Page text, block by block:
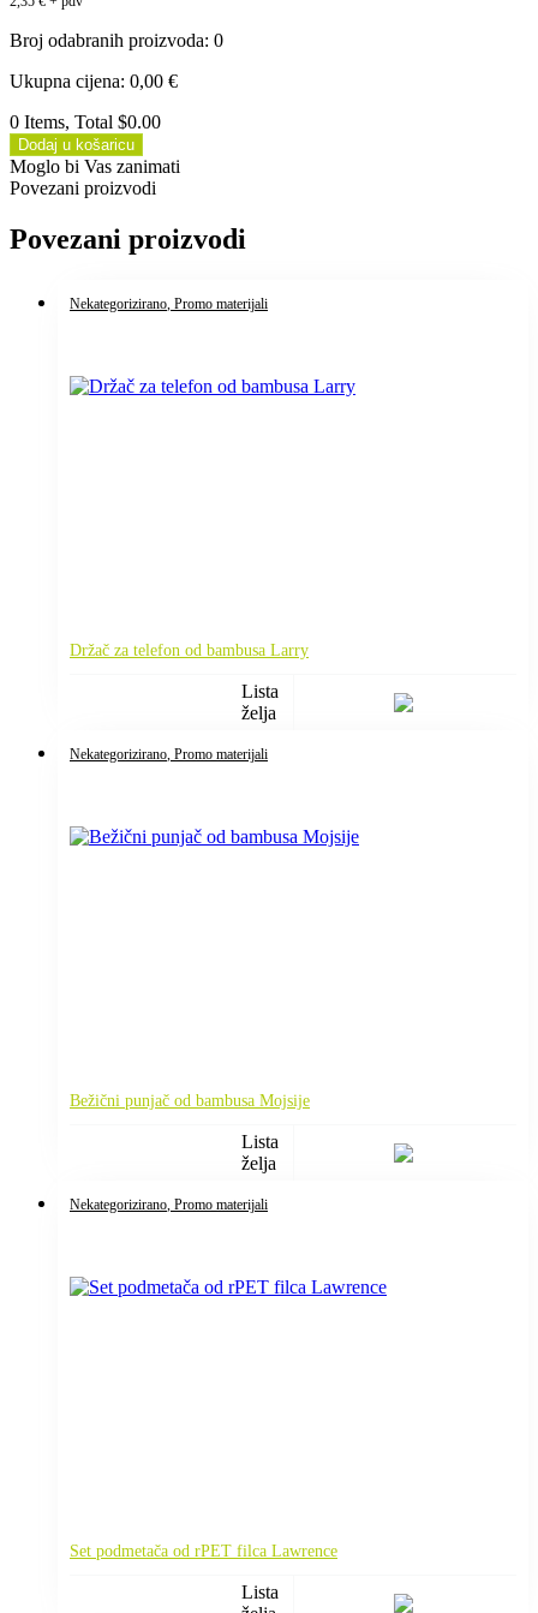
Broj odabranih proizvoda: 0
Ukupna cijena: 0,00 €
0 Items, Total $0.00
Dodaj u košaricu
Moglo bi Vas zanimati
Povezani proizvodi
Povezani proizvodi
Nekategorizirano , Promo materijali
Držač za telefon od bambusa Larry
Lista
želja
Nekategorizirano , Promo materijali
Bežični punjač od bambusa Mojsije
Lista
želja
Nekategorizirano , Promo materijali
Set podmetača od rPET filca Lawrence
Lista